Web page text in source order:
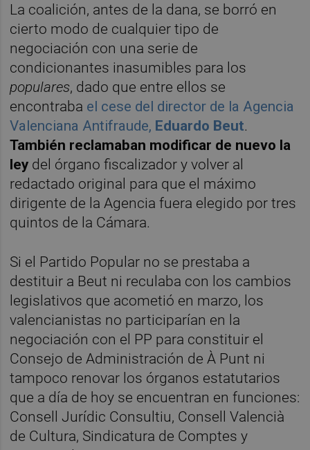
La coalición, antes de la dana, se borró en
cierto modo de cualquier tipo de
negociación con una serie de
condicionantes inasumibles para los
populares, dado que entre ellos se
encontraba el cese del director de la Agencia
Valenciana Antifraude, Eduardo Beut.
También reclamaban modificar de nuevo la
ley del órgano fiscalizador y volver al
redactado original para que el máximo
dirigente de la Agencia fuera elegido por tres
quintos de la Cámara.
Si el Partido Popular no se prestaba a
destituir a Beut ni reculaba con los cambios
legislativos que acometió en marzo, los
valencianistas no participarían en la
negociación con el PP para constituir el
Consejo de Administración de À Punt ni
tampoco renovar los órganos estatutarios
que a día de hoy se encuentran en funciones:
Consell Jurídic Consultiu, Consell Valencià
de Cultura, Sindicatura de Comptes y